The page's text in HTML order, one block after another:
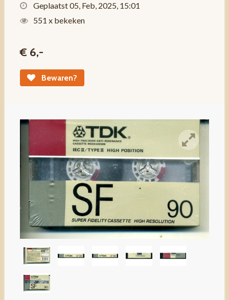
Geplaatst 05, Feb, 2025, 15:01
551 x bekeken
€ 6,-
Bewaren?